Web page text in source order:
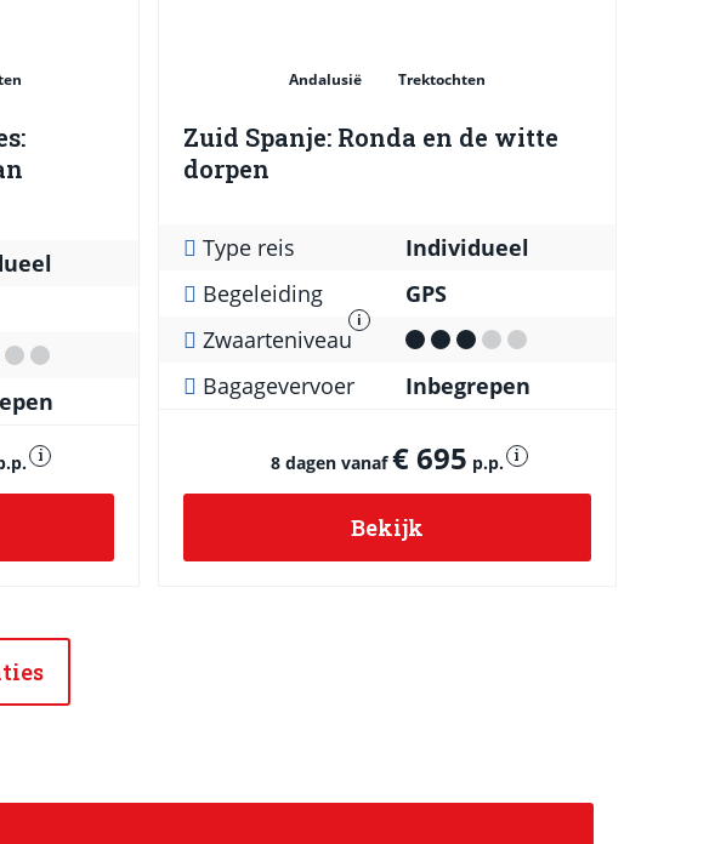
i
Andalusië Trektochten
Zuid Spanje: Ronda en de witte
dorpen
Type reis
Individueel
Begeleiding
GPS
Zwaarteniveau
i
Bagagevervoer Inbegrepen
8 dagen vanaf€ 695 p.p. i
Bekijk